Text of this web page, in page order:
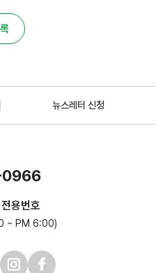
뉴스레터 신청
용번호
~ PM 6:00)